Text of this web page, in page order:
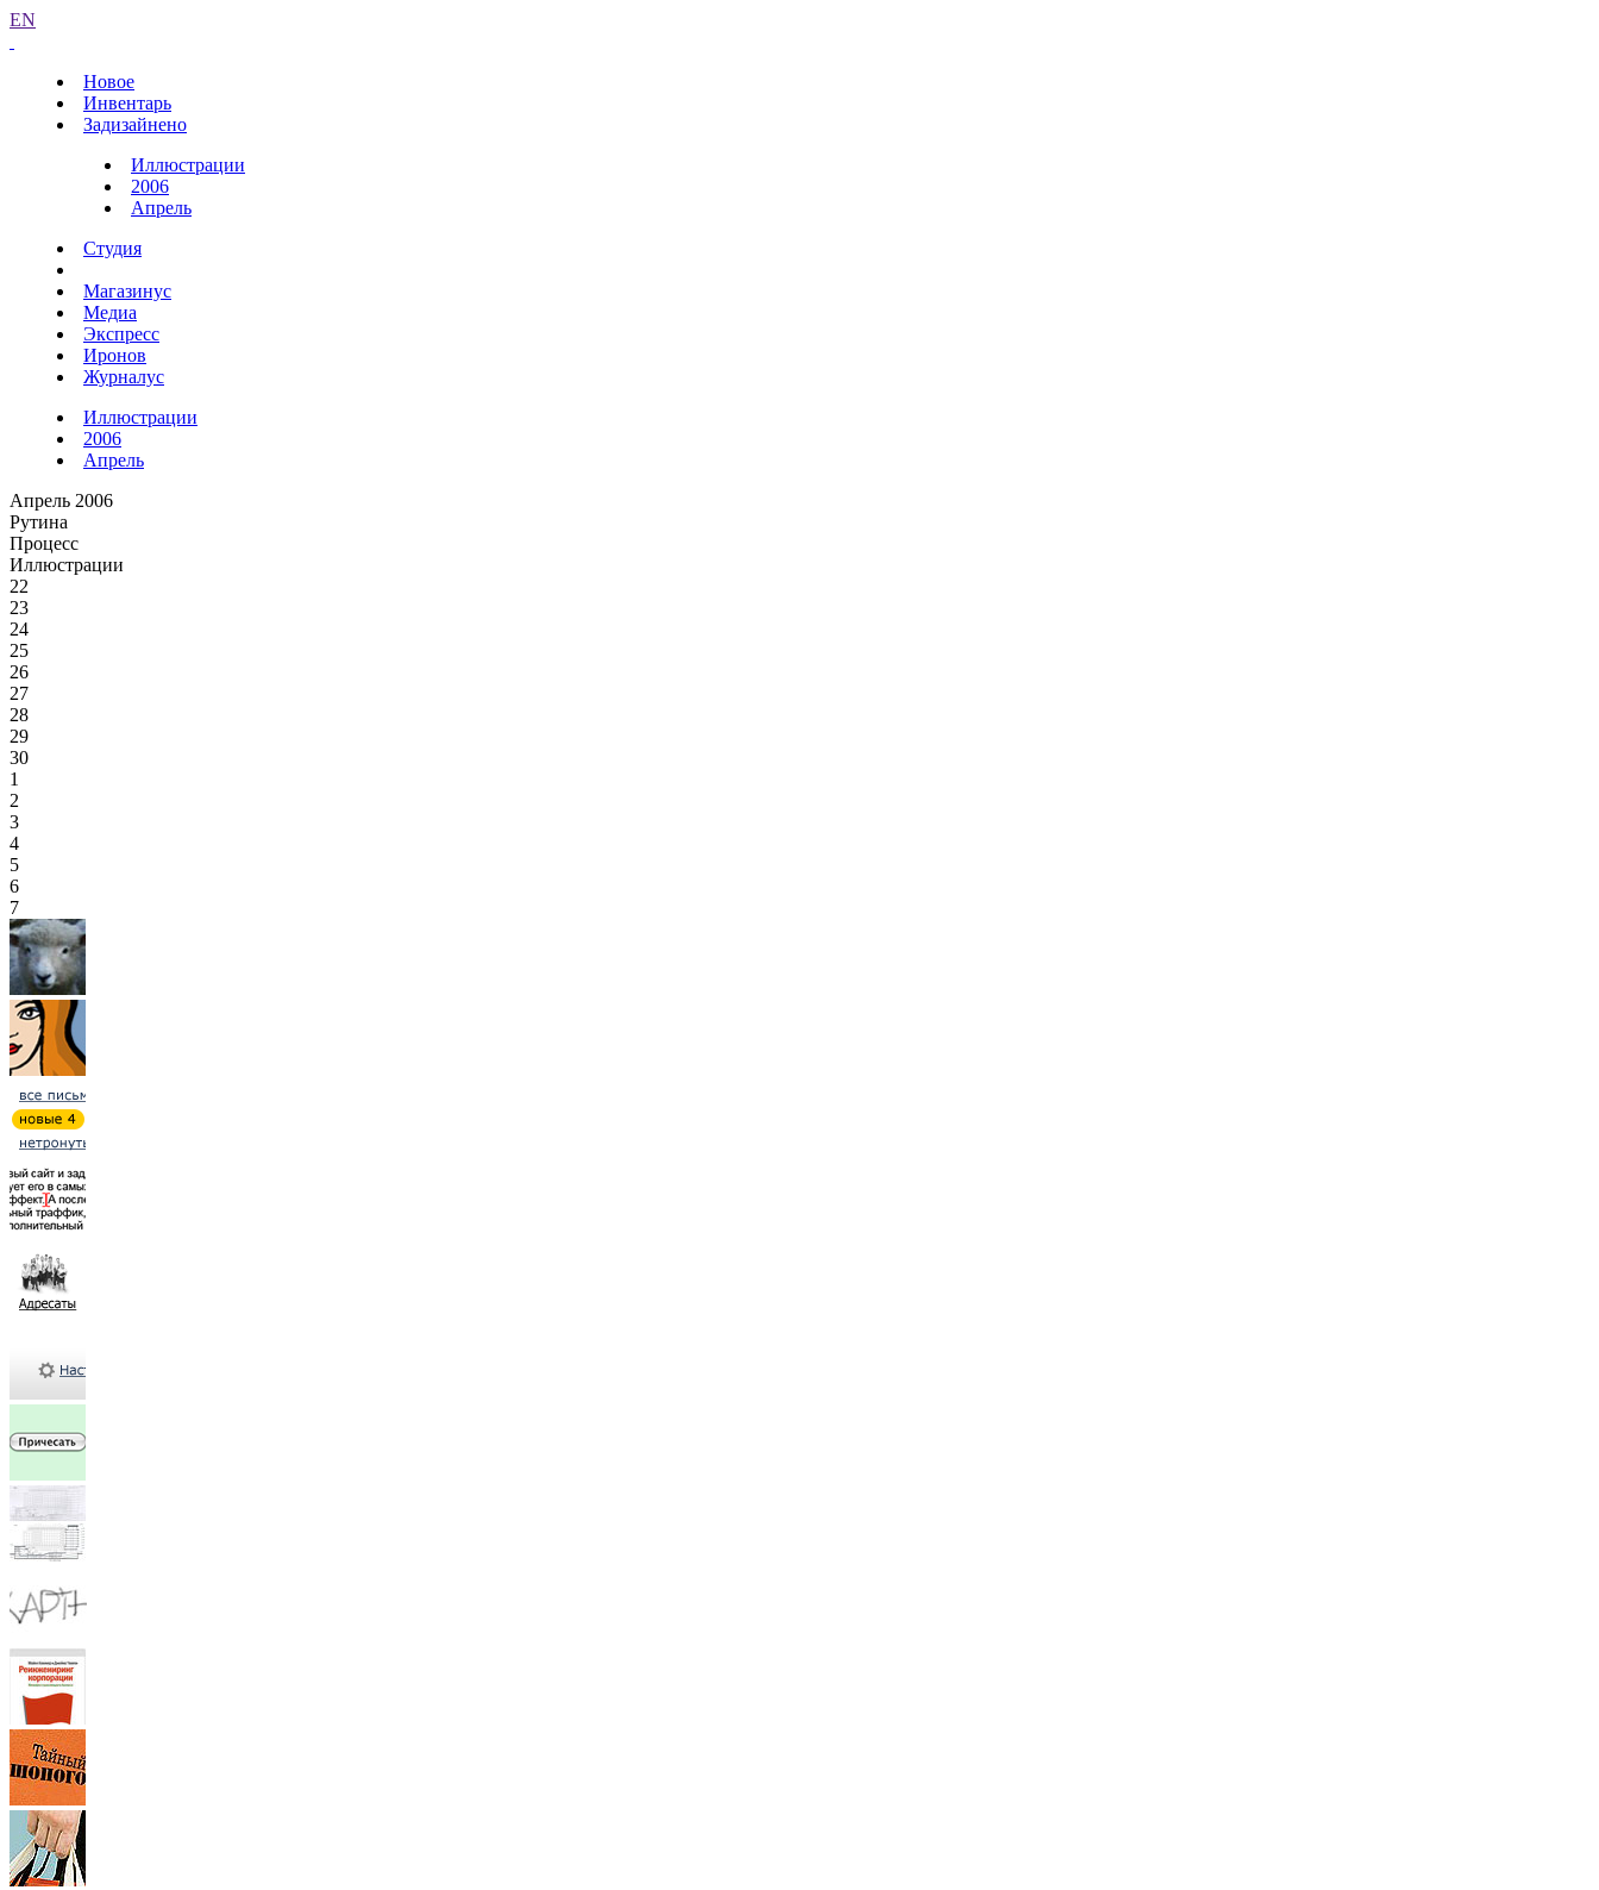
EN
Новое
Инвентарь
Задизайнено
Иллюстрации
2006
Апрель
Студия
Магазинус
Медиа
Экспресс
Иронов
Журналус
Иллюстрации
2006
Апрель
Апрель 2006
Рутина
Процесс
Иллюстрации
22
23
24
25
26
27
28
29
30
1
2
3
4
5
6
7